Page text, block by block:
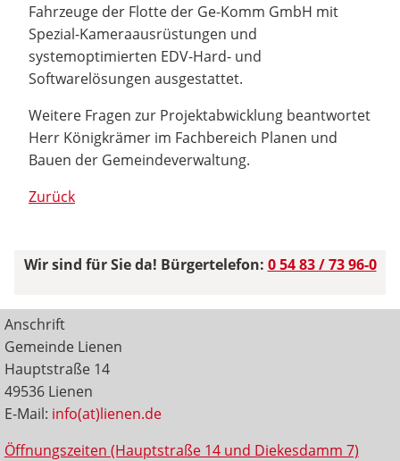
Fahrzeuge der Flotte der Ge-Komm GmbH mit
Spezial-Kameraausrüstungen und
systemoptimierten EDV-Hard- und
Softwarelösungen ausgestattet.
Weitere Fragen zur Projektabwicklung beantwortet
Herr Königkrämer im Fachbereich Planen und
Bauen der Gemeindeverwaltung.
Zurück
Wir sind für Sie da! Bürgertelefon: 0 54 83 / 73 96-0
Anschrift
Gemeinde Lienen
Hauptstraße 14
49536 Lienen
E-Mail: info(at)lienen.de
Öffnungszeiten (Hauptstraße 14 und Diekesdamm 7)